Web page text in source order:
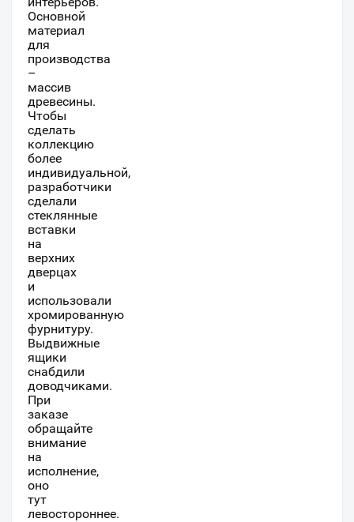
Основной
материал
для
производства
–
массив
древесины.
Чтобы
сделать
коллекцию
более
индивидуальной,
разработчики
сделали
стеклянные
вставки
на
верхних
дверцах
и
использовали
хромированную
фурнитуру.
Выдвижные
ящики
снабдили
доводчиками.
При
заказе
обращайте
внимание
на
исполнение,
оно
тут
левостороннее.